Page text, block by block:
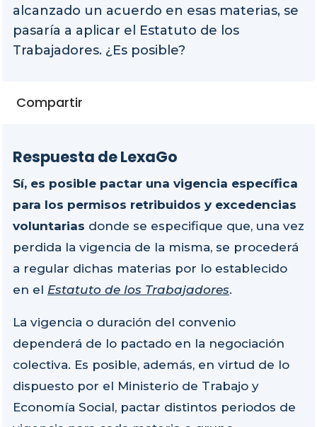
alcanzado un acuerdo en esas materias, se
pasaría a aplicar el Estatuto de los
Trabajadores. ¿Es posible?
Compartir
Respuesta de LexaGo
Sí, es posible pactar una vigencia específica
para los permisos retribuidos y excedencias
voluntarias donde se especifique que, una vez
perdida la vigencia de la misma, se procederá
a regular dichas materias por lo establecido
en el Estatuto de los Trabajadores.
La vigencia o duración del convenio
dependerá de lo pactado en la negociación
colectiva. Es posible, además, en virtud de lo
dispuesto por el Ministerio de Trabajo y
Economía Social, pactar distintos periodos de